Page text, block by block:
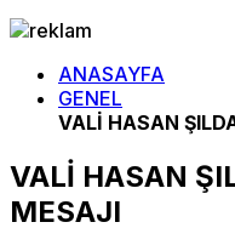
ANASAYFA
GENEL
VALİ HASAN
VALİ HASAN
MESAJI